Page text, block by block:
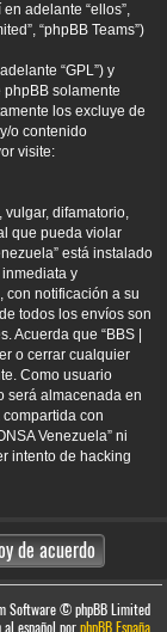
adelante “ellos”,
“phpBB Teams”)
“GPL”) y
phpBB solamente
los excluye de
o contenido
visite:
difamatorio,
que pueda violar
está instalado
y
con notificación a su
todos los envíos son
Acuerda que “BBS |
o cerrar cualquier
Como usuario
será almacenada en
con
Venezuela” ni
intento de hacking
Software © phpBB Limited
al español porphpBB España